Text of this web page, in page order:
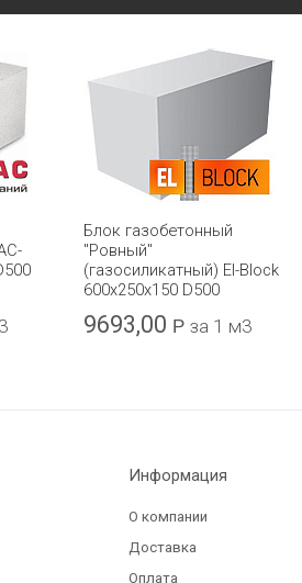
Блок газобетонный
"Ровный"
(газосиликатный) El-Block
600х250х150 D500
9693,00 Р за 1 м3
Информация
О компании
Доставка
Оплата